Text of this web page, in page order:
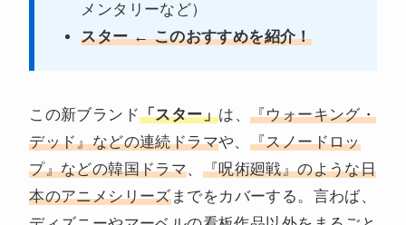
メンタリーなど）
スター ← このおすすめを紹介！
この新ブランド「スター」は、 『ウォーキング・
デッド』などの連続ドラマや、 『スノードロッ
プ』などの韓国ドラマ、 『呪術廻戦』のような日
本のアニメシリーズまでをカバーする。言わば、